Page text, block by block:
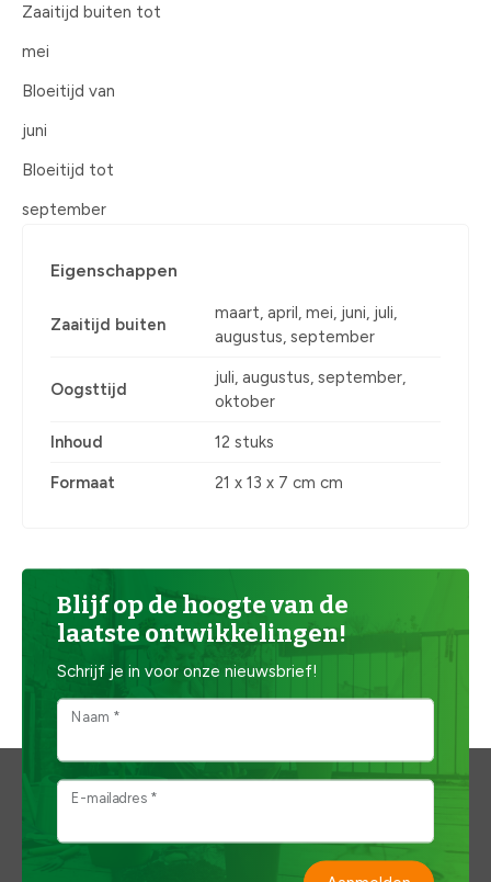
Zaaitijd buiten tot
mei
Bloeitijd van
juni
Bloeitijd tot
september
Eigenschappen
Zaaitijd buiten
maart, april, mei, juni, juli,
augustus, september
Oogsttijd
juli, augustus, september,
oktober
Inhoud 12 stuks
Formaat 21 x 13 x 7 cm cm
Blijf op de hoogte van de
laatste ontwikkelingen!
Schrijf je in voor onze nieuwsbrief!
Naam *
E-mailadres *